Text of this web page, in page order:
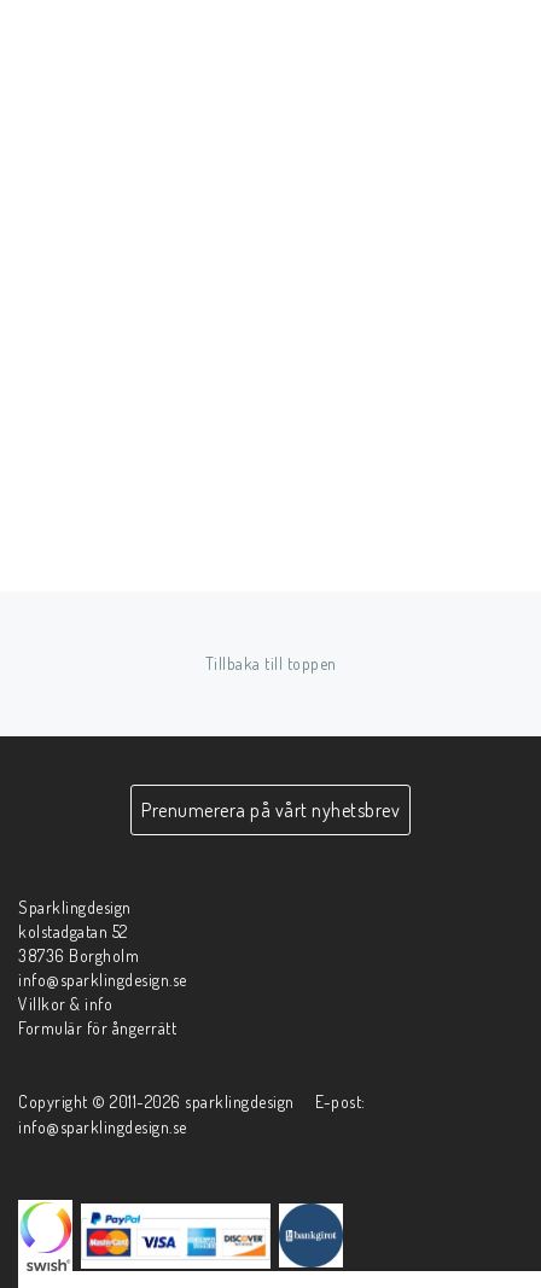
Tillbaka till toppen
Prenumerera på vårt nyhetsbrev
Sparklingdesign
kolstadgatan 52
38736 Borgholm
info@sparklingdesign.se
Villkor & info
Formulär för ångerrätt
Copyright © 2011-2026 sparklingdesign E-post:
info@sparklingdesign.se